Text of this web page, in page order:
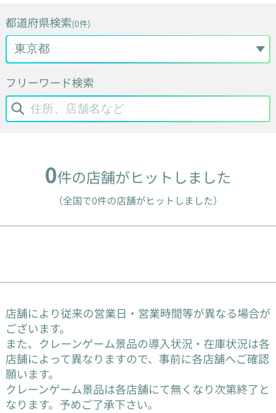
都道府県検索(0件)
フリーワード検索
0件の店舗がヒットしました
（全国で0件の店舗がヒットしました）
店舗により従来の営業日・営業時間等が異なる場合が
ございます。
また、クレーンゲーム景品の導入状況・在庫状況は各
店舗によって異なりますので、事前に各店舗へご確認
願います。
クレーンゲーム景品は各店舗にて無くなり次第終了と
なります。予めご了承下さい。